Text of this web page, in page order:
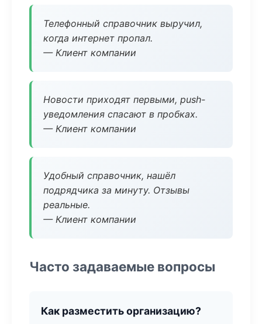
Телефонный справочник выручил,
когда интернет пропал.
— Клиент компании
Новости приходят первыми, push-
уведомления спасают в пробках.
— Клиент компании
Удобный справочник, нашёл
подрядчика за минуту. Отзывы
реальные.
— Клиент компании
Часто задаваемые вопросы
Как разместить организацию?